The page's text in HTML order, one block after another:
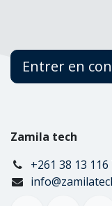
Entrer en
Zamila tech
+261 38 13 116